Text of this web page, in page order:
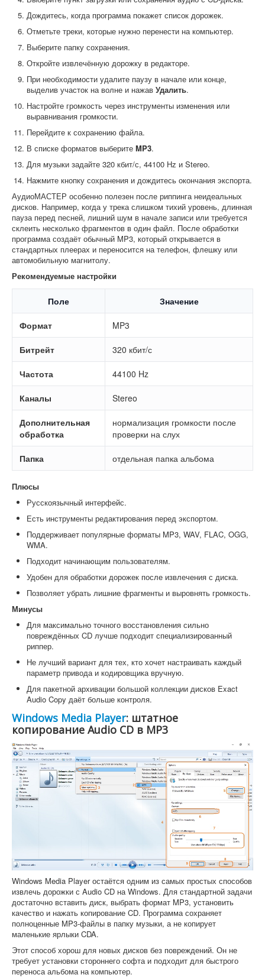
Дождитесь, когда программа покажет список дорожек.
Отметьте треки, которые нужно перенести на компьютер.
Выберите папку сохранения.
Откройте извлечённую дорожку в редакторе.
При необходимости удалите паузу в начале или конце,
выделив участок на волне и нажав Удалить.
Настройте громкость через инструменты изменения или
выравнивания громкости.
Перейдите к сохранению файла.
В списке форматов выберите MP3.
Для музыки задайте 320 кбит/с, 44100 Hz и Stereo.
Нажмите кнопку сохранения и дождитесь окончания экспорта.
АудиоМАСТЕР особенно полезен после риппинга неидеальных
дисков. Например, когда у трека слишком тихий уровень, длинная
пауза перед песней, лишний шум в начале записи или требуется
склеить несколько фрагментов в один файл. После обработки
программа создаёт обычный MP3, который открывается в
стандартных плеерах и переносится на телефон, флешку или
автомобильную магнитолу.
Рекомендуемые настройки
Поле Значение
Формат MP3
Битрейт 320 кбит/с
Частота 44100 Hz
Каналы Stereo
Дополнительная
обработка
нормализация громкости после
проверки на слух
Папка отдельная папка альбома
Плюсы
Русскоязычный интерфейс.
Есть инструменты редактирования перед экспортом.
Поддерживает популярные форматы MP3, WAV, FLAC, OGG,
WMA.
Подходит начинающим пользователям.
Удобен для обработки дорожек после извлечения с диска.
Позволяет убрать лишние фрагменты и выровнять громкость.
Минусы
Для максимально точного восстановления сильно
повреждённых CD лучше подходит специализированный
риппер.
Не лучший вариант для тех, кто хочет настраивать каждый
параметр привода и кодировщика вручную.
Для пакетной архивации большой коллекции дисков Exact
Audio Copy даёт больше контроля.
Windows Media Player: штатное
копирование Audio CD в MP3
Windows Media Player остаётся одним из самых простых способов
извлечь дорожки с Audio CD на Windows. Для стандартной задачи
достаточно вставить диск, выбрать формат MP3, установить
качество и нажать копирование CD. Программа сохраняет
полноценные MP3-файлы в папку музыки, а не копирует
маленькие ярлыки CDA.
Этот способ хорош для новых дисков без повреждений. Он не
требует установки стороннего софта и подходит для быстрого
переноса альбома на компьютер.